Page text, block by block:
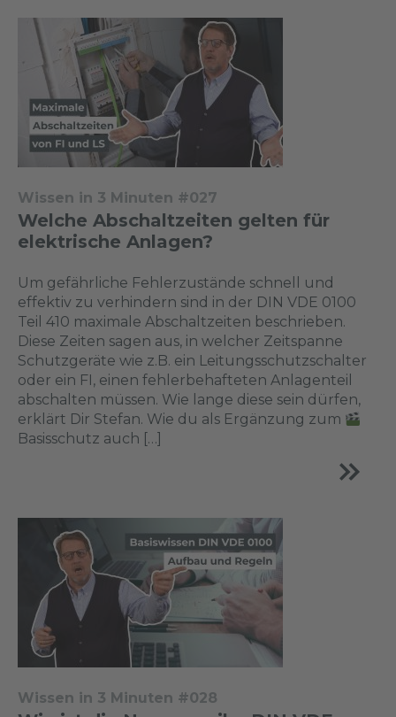
Wissen in 3 Minuten #027
Welche Abschaltzeiten gelten für
elektrische Anlagen?
Um gefährliche Fehlerzustände schnell und
effektiv zu verhindern sind in der DIN VDE 0100
Teil 410 maximale Abschaltzeiten beschrieben.
Diese Zeiten sagen aus, in welcher Zeitspanne
Schutzgeräte wie z.B. ein Leitungsschutzschalter
oder ein FI, einen fehlerbehafteten Anlagenteil
abschalten müssen. Wie lange diese sein dürfen,
erklärt Dir Stefan. Wie du als Ergänzung zum
Basisschutz auch […]
Wissen in 3 Minuten #028